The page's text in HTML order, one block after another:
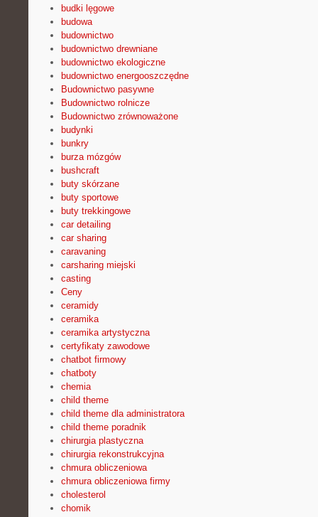
budki lęgowe
budowa
budownictwo
budownictwo drewniane
budownictwo ekologiczne
budownictwo energooszczędne
Budownictwo pasywne
Budownictwo rolnicze
Budownictwo zrównoważone
budynki
bunkry
burza mózgów
bushcraft
buty skórzane
buty sportowe
buty trekkingowe
car detailing
car sharing
caravaning
carsharing miejski
casting
Ceny
ceramidy
ceramika
ceramika artystyczna
certyfikaty zawodowe
chatbot firmowy
chatboty
chemia
child theme
child theme dla administratora
child theme poradnik
chirurgia plastyczna
chirurgia rekonstrukcyjna
chmura obliczeniowa
chmura obliczeniowa firmy
cholesterol
chomik